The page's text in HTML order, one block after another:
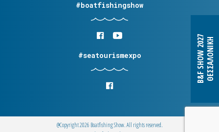
B&F SHOW 2027ΘΕΣΣΑΛΟΝΙΚΗ
#boatfishingshow
#seatourismexpo
@Copyright 2026 Boatfishing Show. All rights reserved.